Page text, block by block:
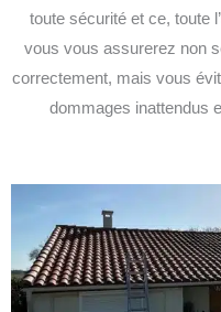
toute sécurité et ce, toute
vous vous assurerez non
correctement, mais vous
dommages inattendus